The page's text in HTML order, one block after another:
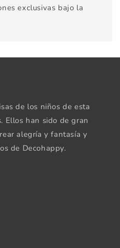
exclusivas bajo la
de los niños de esta
Ellos han sido de gran
alegría y fantasía y
de Decohappy.